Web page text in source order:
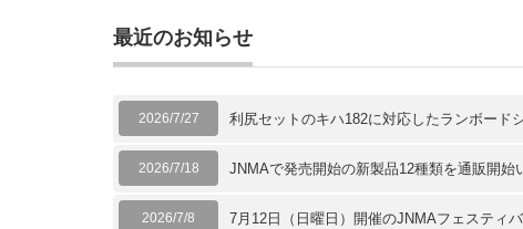
最近のお知らせ
2026/7/27 利尻セットのキハ182に対応したランボード
2026/7/18 JNMAで発売開始の新製品12種類を通販開始
2026/7/8 7月12日（日曜日）開催のJNMAフェスティバ